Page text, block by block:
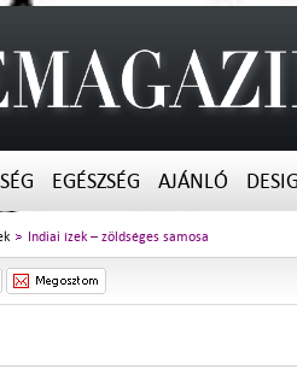
EGÉSZSÉG AJÁNLÓ
Indiai ízek – zöldséges samosa